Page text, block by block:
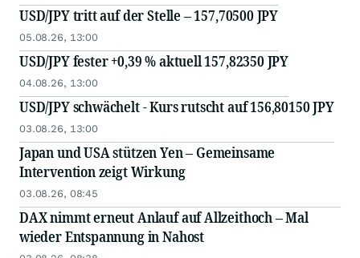
USD/JPY tritt auf der Stelle – 157,70500 JPY
05.08.26, 13:00
USD/JPY fester +0,39 % aktuell 157,82350 JPY
04.08.26, 13:00
USD/JPY schwächelt - Kurs rutscht auf 156,80150 JPY
03.08.26, 13:00
Japan und USA stützen Yen – Gemeinsame
Intervention zeigt Wirkung
03.08.26, 08:45
DAX nimmt erneut Anlauf auf Allzeithoch – Mal
wieder Entspannung in Nahost